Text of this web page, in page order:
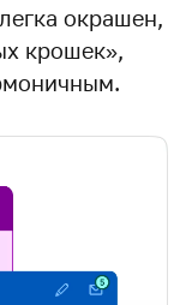
окрашен,
крошек»,